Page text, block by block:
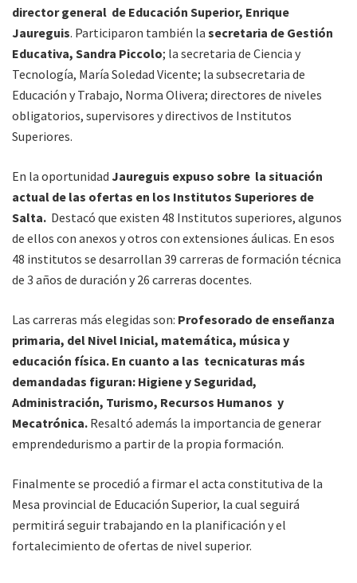
director general de Educación Superior, Enrique
Jaureguis. Participaron también la secretaria de Gestión
Educativa, Sandra Piccolo; la secretaria de Ciencia y
Tecnología, María Soledad Vicente; la subsecretaria de
Educación y Trabajo, Norma Olivera; directores de niveles
obligatorios, supervisores y directivos de Institutos
Superiores.
En la oportunidad Jaureguis expuso sobre la situación
actual de las ofertas en los Institutos Superiores de
Salta. Destacó que existen 48 Institutos superiores, algunos
de ellos con anexos y otros con extensiones áulicas. En esos
48 institutos se desarrollan 39 carreras de formación técnica
de 3 años de duración y 26 carreras docentes.
Las carreras más elegidas son: Profesorado de enseñanza
primaria, del Nivel Inicial, matemática, música y
educación física. En cuanto a las tecnicaturas más
demandadas figuran: Higiene y Seguridad,
Administración, Turismo, Recursos Humanos y
Mecatrónica. Resaltó además la importancia de generar
emprendedurismo a partir de la propia formación.
Finalmente se procedió a firmar el acta constitutiva de la
Mesa provincial de Educación Superior, la cual seguirá
permitirá seguir trabajando en la planificación y el
fortalecimiento de ofertas de nivel superior.